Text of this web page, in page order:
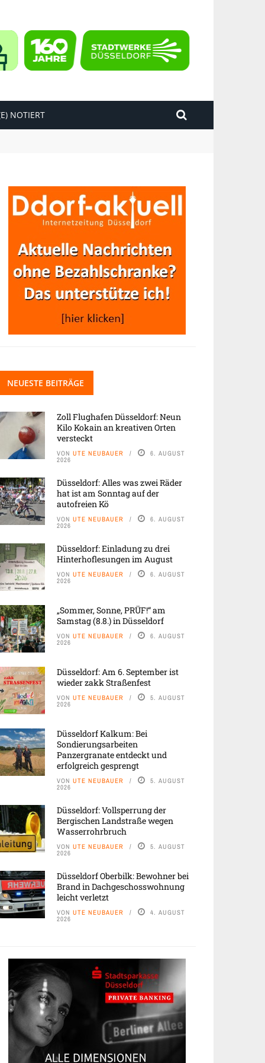
NOTIERT
NEUESTE BEITRÄGE
Zoll Flughafen Düsseldorf: Neun
Kilo Kokain an kreativen Orten
versteckt
VON UTE NEUBAUER 6. AUGUST
2026
Düsseldorf: Alles was zwei Räder
hat ist am Sonntag auf der
autofreien Kö
VON UTE NEUBAUER 6. AUGUST
2026
Düsseldorf: Einladung zu drei
Hinterhoflesungen im August
VON UTE NEUBAUER 6. AUGUST
2026
„Sommer, Sonne, PRÜF!“ am
Samstag (8.8.) in Düsseldorf
VON UTE NEUBAUER 6. AUGUST
2026
Düsseldorf: Am 6. September ist
wieder zakk Straßenfest
VON UTE NEUBAUER 5. AUGUST
2026
Düsseldorf Kalkum: Bei
Sondierungsarbeiten
Panzergranate entdeckt und
erfolgreich gesprengt
VON UTE NEUBAUER 5. AUGUST
2026
Düsseldorf: Vollsperrung der
Bergischen Landstraße wegen
Wasserrohrbruch
VON UTE NEUBAUER 5. AUGUST
2026
Düsseldorf Oberbilk: Bewohner bei
Brand in Dachgeschosswohnung
leicht verletzt
VON UTE NEUBAUER 4. AUGUST
2026